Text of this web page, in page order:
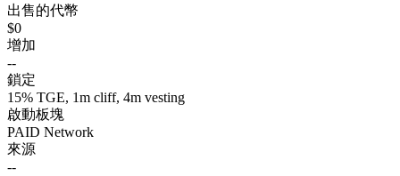
出售的代幣
$0
增加
--
鎖定
15% TGE, 1m cliff, 4m vesting
啟動板塊
PAID Network
來源
--